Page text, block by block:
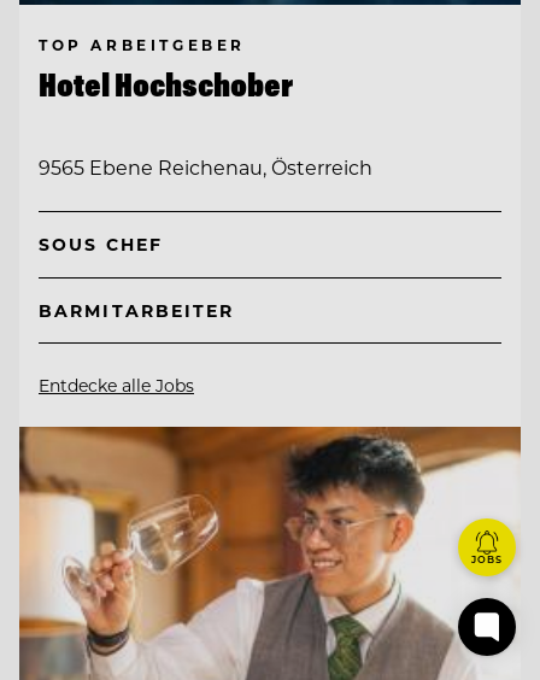
TOP ARBEITGEBER
Hotel Hochschober
9565 Ebene Reichenau, Österreich
SOUS CHEF
BARMITARBEITER
Entdecke alle Jobs
JOBS